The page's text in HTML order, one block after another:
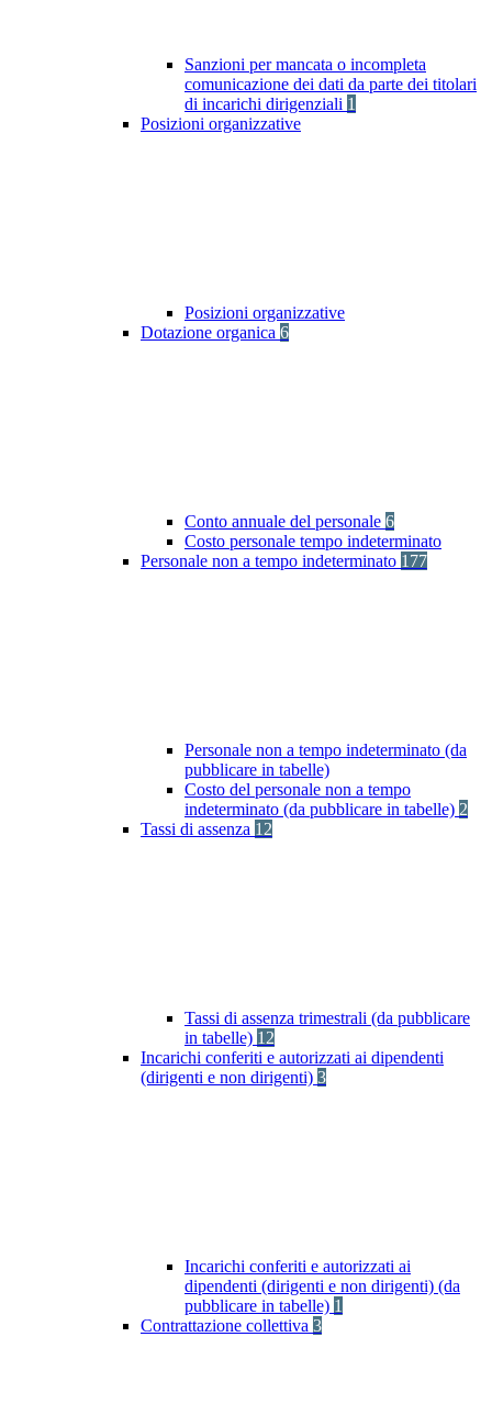
Sanzioni per mancata o incompleta
comunicazione dei dati da parte dei titolari
di incarichi dirigenziali 1
Posizioni organizzative
Posizioni organizzative
Dotazione organica 6
Conto annuale del personale 6
Costo personale tempo indeterminato
Personale non a tempo indeterminato 177
Personale non a tempo indeterminato (da
pubblicare in tabelle)
Costo del personale non a tempo
indeterminato (da pubblicare in tabelle) 2
Tassi di assenza 12
Tassi di assenza trimestrali (da pubblicare
in tabelle) 12
Incarichi conferiti e autorizzati ai dipendenti
(dirigenti e non dirigenti) 3
Incarichi conferiti e autorizzati ai
dipendenti (dirigenti e non dirigenti) (da
pubblicare in tabelle) 1
Contrattazione collettiva 3